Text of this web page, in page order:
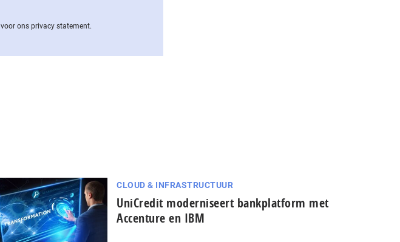
voor ons privacy statement.
CLOUD & INFRASTRUCTUUR
UniCredit moderniseert bankplatform met
Accenture en IBM